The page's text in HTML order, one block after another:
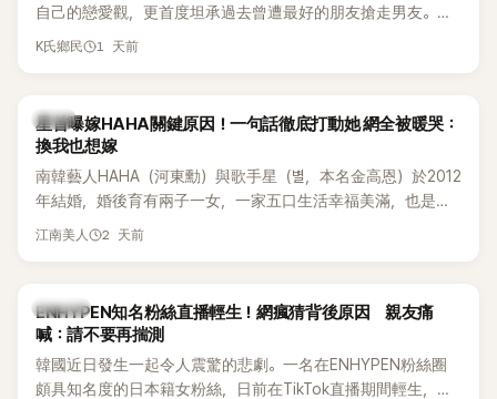
自己的戀愛觀，更首度坦承過去曾遭最好的朋友搶走男友。她
表示，當時選擇瀟灑放手，但如果同樣的事情現在再發生，「我
K氏鄉民 1 天前
韓星
星首曝嫁HAHA關鍵原因！一句話徹底打動她 網全被暖哭：
換我也想嫁
南韓藝人HAHA（河東勳）與歌手星（별，本名金高恩）於2012
年結婚，婚後育有兩子一女，一家五口生活幸福美滿，也是韓
國演藝圈公認的模範夫妻。近日，星首度公開當年決定嫁給
江南美人 2 天前
K-POP
ENHYPEN知名粉絲直播輕生！網瘋猜背後原因 親友痛
喊：請不要再揣測
韓國近日發生一起令人震驚的悲劇。一名在ENHYPEN粉絲圈
頗具知名度的日本籍女粉絲，日前在TikTok直播期間輕生，最